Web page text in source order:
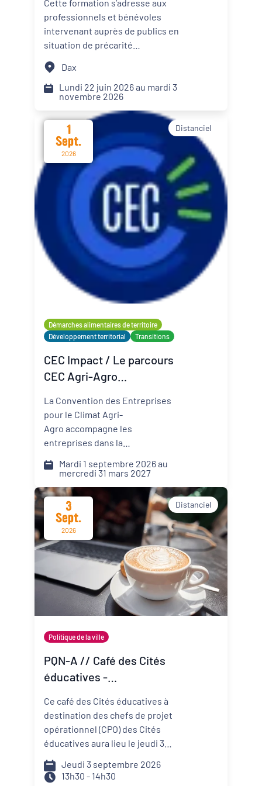
Dynamiques territoriales pour l’emploi
Transitions
Départements
Format de l'événement
Présentiel
Distanciel
Organisateur
Externe
personnes en situation de
précarité alimentaire
Cette formation s’adresse aux
professionnels et bénévoles
intervenant auprès de publics en
situation de précarité
alimentaire. Elle propose des
apports théoriques, des
échanges de pratiques et des
mises en situation afin d’intégrer
le renforcement du pouvoir
d’agir de leur public dans les
actions menées.
Dax
Lundi 22 juin 2026 au mardi 3
novembre 2026
1
Sept.
2026
Distanciel
Démarches alimentaires de territoire
Développement territorial
Transitions
CEC Impact / Le parcours
CEC Agri-Agro
Entreprises pour le Climat)
La Convention des Entreprises
pour le Climat Agri-
Agro accompagne les
entreprises dans la
face aux défis climatiques,
environnementaux et
sociétaux. Comment pérenniser
mon activité dans un monde qui
change vite ? Comment mieux
anticiper les risques et réduire
ma vulnérabilité ? Comment
construire un projet de structure
qui embarque mes
collaborateurs et mes parties
prenantes ?
Mardi 1 septembre 2026 au
mercredi 31 mars 2027
3
Sept.
2026
Distanciel
Politique de la ville
PQN-A // Café des Cités
éducatives -
prévention et la promotion
de la santé mentale
Ce café des Cités éducatives à
destination des chefs de projet
opérationnel (CPO) des Cités
éducatives aura lieu le jeudi 3
portera sur le développement
Jeudi 3 septembre 2026
13h30 - 14h30